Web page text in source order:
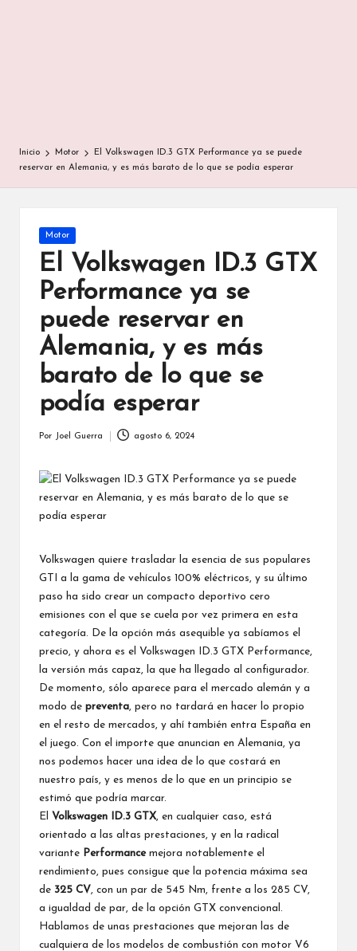
Inicio Motor
El Volkswagen ID.3 GTX Performance ya se puede
reservar en Alemania, y es más barato de lo que se podía esperar
Publicada
en
Motor
El Volkswagen ID.3 GTX
Performance ya se
puede reservar en
Alemania, y es más
barato de lo que se
podía esperar
Por Joel Guerra agosto 6, 2024
Volkswagen quiere trasladar la esencia de sus populares
GTI a la gama de vehículos 100% eléctricos, y su último
paso ha sido crear un compacto deportivo cero
emisiones con el que se cuela por vez primera en esta
categoría. De la opción más asequible ya sabíamos el
precio, y ahora es el Volkswagen ID.3 GTX Performance,
la versión más capaz, la que ha llegado al configurador.
De momento, sólo aparece para el mercado alemán y a
modo de preventa , pero no tardará en hacer lo propio
en el resto de mercados, y ahí también entra España en
el juego. Con el importe que anuncian en Alemania, ya
nos podemos hacer una idea de lo que costará en
nuestro país, y es menos de lo que en un principio se
estimó que podría marcar.
El Volkswagen ID.3 GTX , en cualquier caso, está
orientado a las altas prestaciones, y en la radical
variante Performancemejora notablemente el
rendimiento, pues consigue que la potencia máxima sea
de 325 CV , con un par de 545 Nm, frente a los 285 CV,
a igualdad de par, de la opción GTX convencional.
Hablamos de unas prestaciones que mejoran las de
cualquiera de los modelos de combustión con motor V6